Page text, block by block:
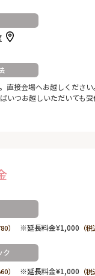
直接会場へお越しください。
いつお越しいただいても受
） ※延長料金¥1,000 （
ク
） ※延長料金¥1,000 （